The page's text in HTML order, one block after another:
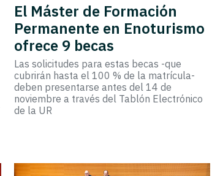
El Máster de Formación
Permanente en Enoturismo
ofrece 9 becas
Las solicitudes para estas becas -que
cubrirán hasta el 100 % de la matrícula-
deben presentarse antes del 14 de
noviembre a través del Tablón Electrónico
de la UR